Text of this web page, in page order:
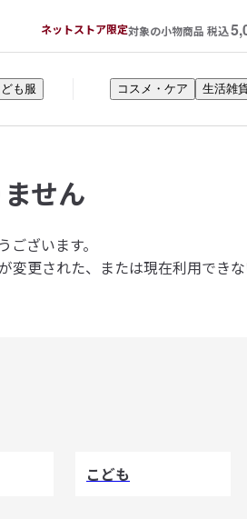
ネットストア限定対象の小物商品 税込
も服 コスメ・ケア 生活雑
せん
ざいます。
更された、または現在利用できな
こども